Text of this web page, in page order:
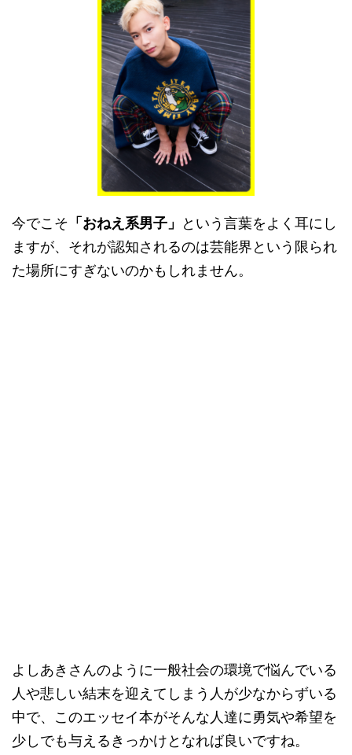
今でこそ 「おねえ系男子」
という言葉をよく耳にし
ますが、それが認知されるのは芸能界という限られ
た場所にすぎないのかもしれません。
よしあきさんのように一般社会の環境で悩んでいる
人や悲しい結末を迎えてしまう人が少なからずいる
中で、このエッセイ本がそんな人達に勇気や希望を
少しでも与えるきっかけとなれば良いですね。